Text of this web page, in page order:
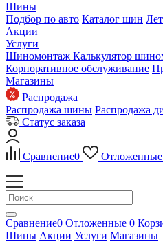
Шины
Подбор по авто Каталог шин
Акции
Услуги
Шиномонтаж Калькулятор
Корпоративное обслуживание
Магазины
Распродажа
Распродажа шины Распродажа
Статус заказа
Сравнение0 Отложенные
Сравнение0 Отложенные 0
Шины Акции Услуги Магазины